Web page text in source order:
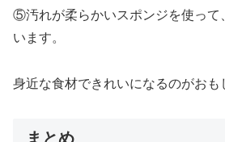
⑤汚れが柔らかいスポンジを使って
います。
身近な食材できれいになるのがおも
まとめ